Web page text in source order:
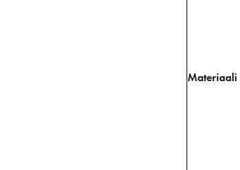
Materiaali